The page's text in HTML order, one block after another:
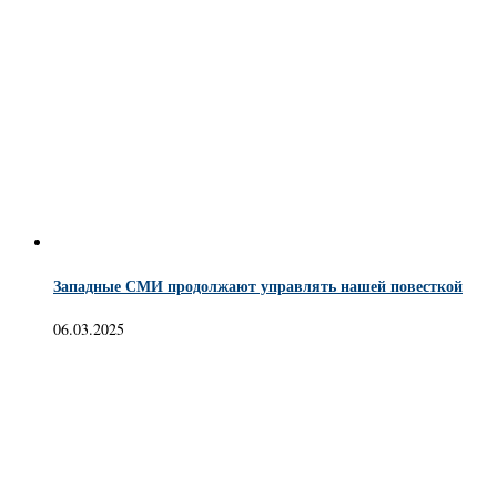
Западные СМИ продолжают управлять нашей повесткой
06.03.2025